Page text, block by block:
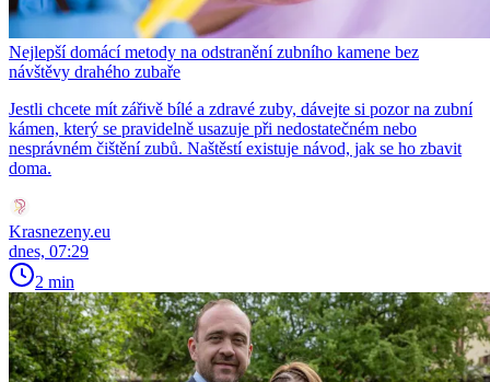
Nejlepší domácí metody na odstranění zubního kamene bez
návštěvy drahého zubaře
Jestli chcete mít zářivě bílé a zdravé zuby, dávejte si pozor na zubní
kámen, který se pravidelně usazuje při nedostatečném nebo
nesprávném čištění zubů. Naštěstí existuje návod, jak se ho zbavit
doma.
Krasnezeny.eu
dnes, 07:29
2 min